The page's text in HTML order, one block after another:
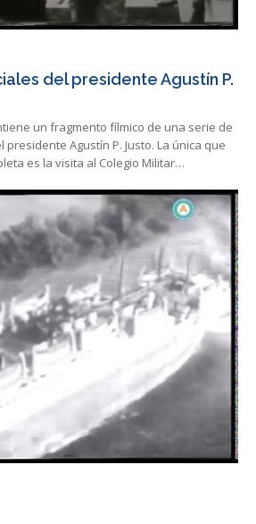
del presidente Agustín P.
un fragmento fílmico de una serie de
Agustín P. Justo. La única que
es la visita al Colegio Militar…